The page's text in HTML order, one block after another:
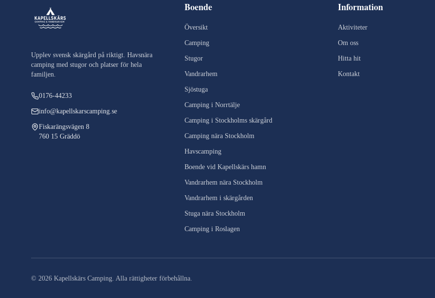
Upplev svensk skärgård på riktigt. Havsnära
camping med stugor och platser för hela
familjen.
0176-44233
info@kapellskarscamping.se
Fiskarängsvägen 8
760 15 Gräddö
Boende
Översikt
Camping
Stugor
Vandrarhem
Sjöstuga
Camping i Norrtälje
Camping i Stockholms skärgård
Camping nära Stockholm
Havscamping
Boende vid Kapellskärs hamn
Vandrarhem nära Stockholm
Vandrarhem i skärgården
Stuga nära Stockholm
Camping i Roslagen
Information
Aktiviteter
Om oss
Hitta hit
Kontakt
© 2026 Kapellskärs Camping. Alla rättigheter förbehållna.